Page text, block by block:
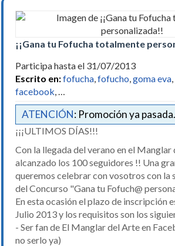
¡¡Gana tu Fofucha totalmente
Participa hasta el 31/07/2013
Escrito en:fofucha fofucho goma eva
facebook
ATENCIÓN: Promoción ya pasada.
¡¡¡ULTIMOS DÍAS!!!
Con la llegada del verano en el Manglar
alcanzado los 100 seguidores !! Una
queremos celebrar con vosotros con la
del Concurso "Gana tu Fofuch@
En esta ocasión el plazo de inscripción
Julio 2013 y los requisitos son los
- Ser fan de El Manglar del Arte en
no serlo ya)